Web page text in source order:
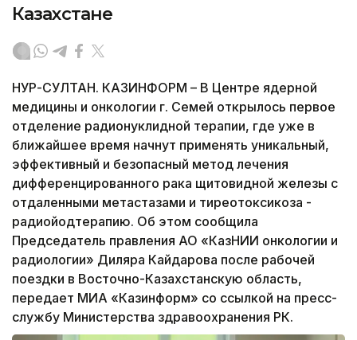
Казахстане
НУР-СУЛТАН. КАЗИНФОРМ – В Центре ядерной
медицины и онкологии г. Семей открылось первое
отделение радионуклидной терапии, где уже в
ближайшее время начнут применять уникальный,
эффективный и безопасный метод лечения
дифференцированного рака щитовидной железы с
отдаленными метастазами и тиреотоксикоза -
радиойодтерапию. Об этом сообщила
Председатель правления АО «КазНИИ онкологии и
радиологии» Диляра Кайдарова после рабочей
поездки в Восточно-Казахстанскую область,
передает МИА «Казинформ» со ссылкой на пресс-
службу Министерства здравоохранения РК.